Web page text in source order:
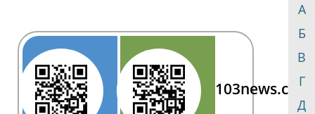
А
Б
В
Г
Д
103news.com